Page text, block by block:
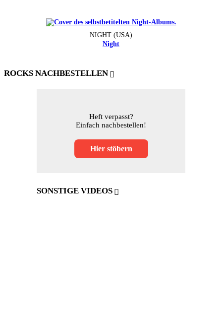
NIGHT (USA)
Night
ROCKS NACHBESTELLEN
Heft verpasst?
Einfach nachbestellen!
Hier stöbern
SONSTIGE VIDEOS